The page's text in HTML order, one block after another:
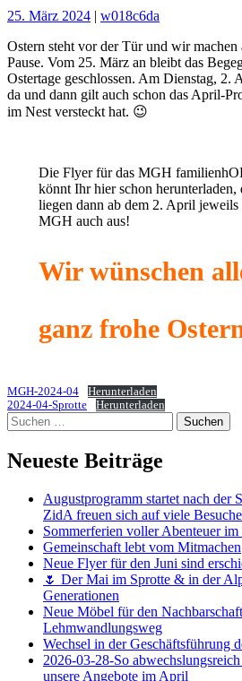
25. März 2024 | w018c6da
Ostern steht vor der Tür und wir
Pause. Vom 25. März an bleibt das
Ostertage geschlossen. Am Dienstag,
da und dann gilt auch schon das April-
im Nest versteckt hat. 😉
Die Flyer für das MGH
könnt Ihr hier schon
liegen dann ab dem 2. April
MGH auch aus!
Wir wünschen
ganz frohe
MGH-2024-04
Herunterladen
2024-04-Sprotte
Herunterladen
Suchen
nach:
Neueste Beiträge
Augustprogramm startet nach der
ZidA freuen sich auf viele
Sommerferien voller Abenteuer im
Gemeinschaft lebt vom Mitmachen
Neue Flyer für den Juni sind
🌷 Der Mai im Sprotte & in der
Generationen
Neue Möbel für den
Lehmwandlungsweg
Wechsel in der Geschäftsführung
2026-03-28-So
unsere Angebote im April